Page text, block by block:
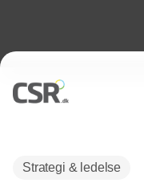
Strategi & ledelse